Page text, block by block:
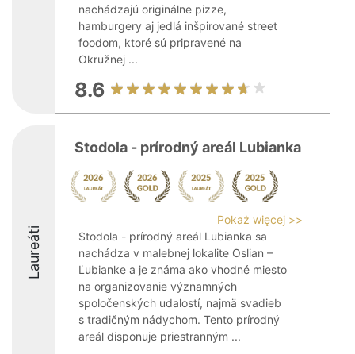
nachádzajú originálne pizze,
hamburgery aj jedlá inšpirované street
foodom, ktoré sú pripravené na
Okružnej ...
8.6
Laureáti
Stodola - prírodný areál Lubianka
Pokaż więcej >>
Stodola - prírodný areál Lubianka sa
nachádza v malebnej lokalite Oslian –
Ľubianke a je známa ako vhodné miesto
na organizovanie významných
spoločenských udalostí, najmä svadieb
s tradičným nádychom. Tento prírodný
areál disponuje priestranným ...